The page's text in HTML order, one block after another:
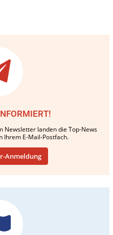
Newsletter landen die Top-News
Ihrem E-Mail-Postfach.
Anmeldung